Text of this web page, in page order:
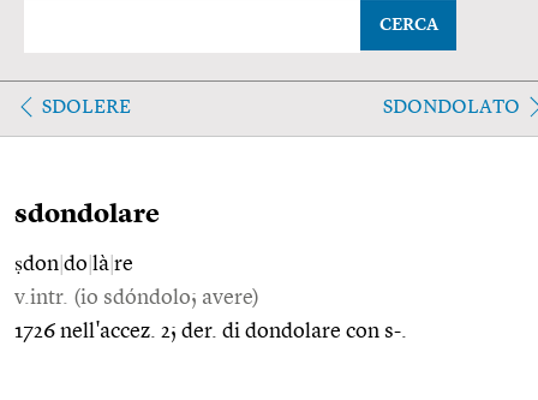
CERCA
SDOLERE SDONDOLATO
sdondolare
ṣdon do là re
v.intr. (io sdóndolo; avere)
1726 nell'accez. 2; der. di dondolare con s-.